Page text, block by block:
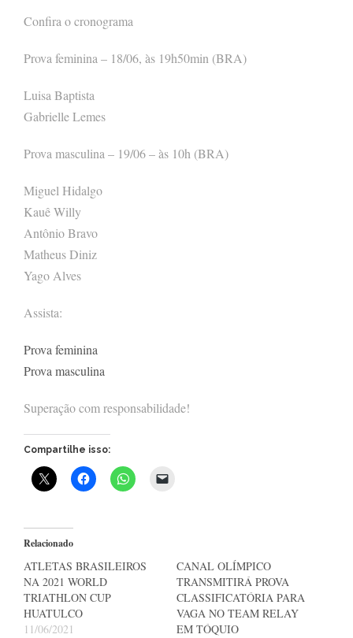
Confira o cronograma
Prova feminina – 18/06, às 19h50min (BRA)
Luisa Baptista
Gabrielle Lemes
Prova masculina – 19/06 – às 10h (BRA)
Miguel Hidalgo
Kauê Willy
Antônio Bravo
Matheus Diniz
Yago Alves
Assista:
Prova feminina
Prova masculina
Superação com responsabilidade!
Compartilhe isso:
Relacionado
ATLETAS BRASILEIROS
NA 2021 WORLD
TRIATHLON CUP
HUATULCO
11/06/2021
CANAL OLÍMPICO
TRANSMITIRÁ PROVA
CLASSIFICATÓRIA PARA
VAGA NO TEAM RELAY
EM TÓQUIO